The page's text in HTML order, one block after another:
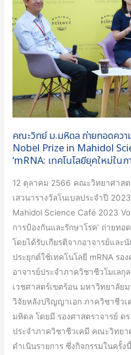
คณะวิทย์ ม.มหิดล ถ่ายทอดคว
Nobel Prize in Mahidol
‘mRNA: เทคโนโลยียุคใหม่ใน
12 ตุลาคม 2566 คณะวิทยาศาส
เสวนารางวัลโนเบลประจำปี
Mahidol Science Café 2023
การป้องกันและรักษาโรค’ ถ่ายท
โดยได้รับเกียรติจากอาจารย์และ
ประยุกต์ใช้เทคโนโลยี mRNA รอ
อาจารย์ประจำภาควิชาชีวโมเล
เวชศาสตร์เขตร้อน มหาวิทยาลั
วิจัยหลังปริญญาเอก ภาควิชาชีว
มหิดล โดยมี รองศาสตราจารย์ ด
ประจำภาควิชาชีวเคมี คณะวิทย
ดำเนินรายการ ซึ่งกิจกรรมในครั้
ถ่ายทอด
ความ
รู้
สังคม
เสวนา
พิเศษ
Prize
in
Science
Café
2023
Vol.1
‘mRNA:
เทคโนโลยี
ยุค
ใหม่
ใน
การ
ป้องกัน
และ